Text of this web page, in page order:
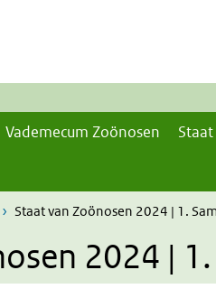
Vademecum Zoönosen
Staat van Zoönosen 2024 | 1.
2024 |